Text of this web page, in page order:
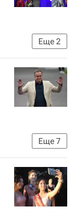
Еще2
Еще7